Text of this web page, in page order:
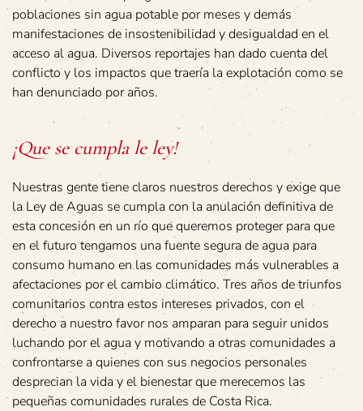
poblaciones sin agua potable por meses y demás
manifestaciones de insostenibilidad y desigualdad en el
acceso al agua. Diversos reportajes han dado cuenta del
conflicto y los impactos que traería la explotación como se
han denunciado por años.
¡Que se cumpla le ley!
Nuestras gente tiene claros nuestros derechos y exige que
la Ley de Aguas se cumpla con la anulación definitiva de
esta concesión en un río que queremos proteger para que
en el futuro tengamos una fuente segura de agua para
consumo humano en las comunidades más vulnerables a
afectaciones por el cambio climático. Tres años de triunfos
comunitarios contra estos intereses privados, con el
derecho a nuestro favor nos amparan para seguir unidos
luchando por el agua y motivando a otras comunidades a
confrontarse a quienes con sus negocios personales
desprecian la vida y el bienestar que merecemos las
pequeñas comunidades rurales de Costa Rica.